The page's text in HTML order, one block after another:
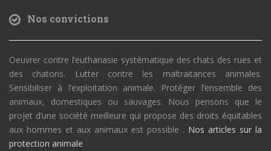
Nos convictions
Oeuvrer contre l’euthanasie systématique des chats des rues et
des chatons. Lutter contre les maltraitances animales.
Sensibiliser à l’exploitation animale. Protéger l’ensemble des
animaux, domestiques ou sauvages. Nous pensons que le
projet d’une société meilleure qui propose des droits équitables
aux hommes et aux animaux est possible . Nos articles sur la
protection animale